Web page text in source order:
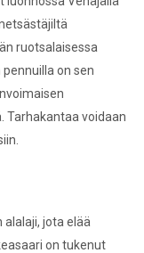
ruotsalaisessa
on sen
Tarhakantaa voidaan
jota elää
on tukenut